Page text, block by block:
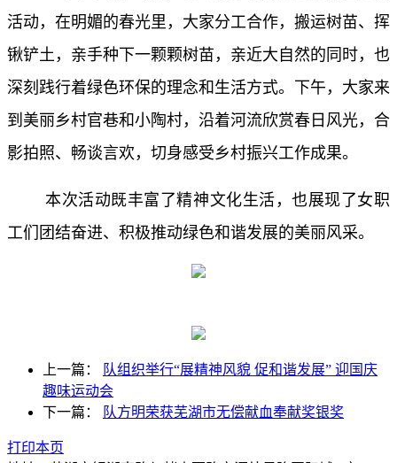
活动，在明媚的春光里，大家分工合作，搬运树苗、挥
锹铲土，亲手种下一颗颗树苗，亲近大自然的同时，也
深刻践行着绿色环保的理念和生活方式。下午，大家来
到美丽乡村官巷和小陶村，沿着河流欣赏春日风光，合
影拍照、畅谈言欢，切身感受乡村振兴工作成果。
本次活动既丰富了精神文化生活，也展现了女职
工们团结奋进、积极推动绿色和谐发展的美丽风采。
上一篇：
队组织举行“展精神风貌 促和谐发展” 迎国庆
趣味运动会
下一篇：
队方明荣获芜湖市无偿献血奉献奖银奖
打印本页